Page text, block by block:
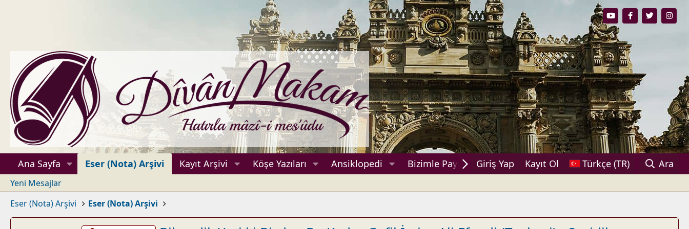
Ana Sayfa Eser (Nota) Arşivi Kayıt Arşivi Köşe Yazıları Ansiklopedi Bizimle Paylaşın!Giriş Yap Kayıt Ol Türkçe (TR) Ara
Yeni Mesajlar
Eser (Nota) Arşivi
Eser (Nota) Arşivi